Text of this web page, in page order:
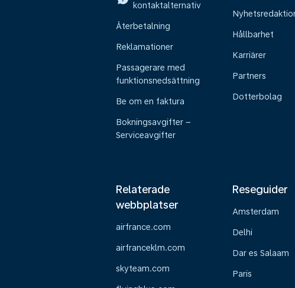
kontaktalternativ
Återbetalning
Reklamationer
Passagerare med
funktionsnedsättning
Be om en faktura
Bokningsavgifter –
Serviceavgifter
Hållbarhet
Karriärer
Partners
Dotterbolag
Relaterade
webbplatser
airfrance.com
airfranceklm.com
skyteam.com
Reseguider
Amsterdam
Delhi
Dar es Salaam
Paris